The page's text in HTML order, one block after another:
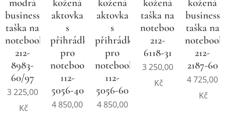
modrá
business
taška na
notebook
212-
8983-
60/97
3 225,00
Kč
kožená
aktovka
s
přihrádkou
pro
notebook
112-
5056-40
4 850,00
kožená
aktovka
s
přihrádkou
pro
notebook
112-
5056-60
4 850,00
kožená
taška na
notebook
212-
6118-31
3 250,00
Kč
kožená
business
taška na
notebook
212-
2187-60
4 725,00
Kč